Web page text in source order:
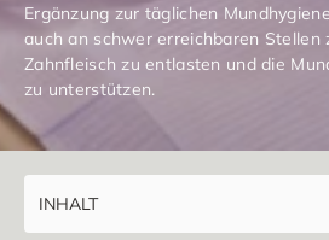
Ergänzung zur täglichen
auch an schwer erreichbaren Stellen
Zahnfleisch zu entlasten und die
zu unterstützen.
INHALT
BLOGBEITRAG
BLOGBEITRAG
Join